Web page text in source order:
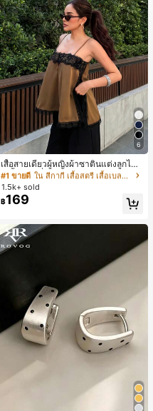
6
เสื้อสายเดี่ยวผู้หญิงผ้าซาตินแต่งลูกไม้
- เสื้อสายเดี่ยวฤดูร้อนสีคากีมีรอยผ่าด้า
นข้างที่น่าดึงดูดแบบสบายๆ
#1 ขายดี
ใน สีกากี เสื้อสตรี เสื้อเบลาส์ & Tee
ลูกค้ากลับมาซื้อซ้ำ!
#1 ขายดี
ใน สีกากี เสื้อสตรี เสื้อเบลาส์ & Tee
ลูกค้ากลับมาซื้อซ้ำ!
#1 ขายดี
ใน สีกากี เสื้อสตรี เสื้อเบลาส์ & Tee
ลูกค้ากลับมาซื้อซ้ำ!
#1 ขายดี
ใน สีกากี เสื้อสตรี เสื้อเบลาส์ & Tee
1.5k+ sold
฿169